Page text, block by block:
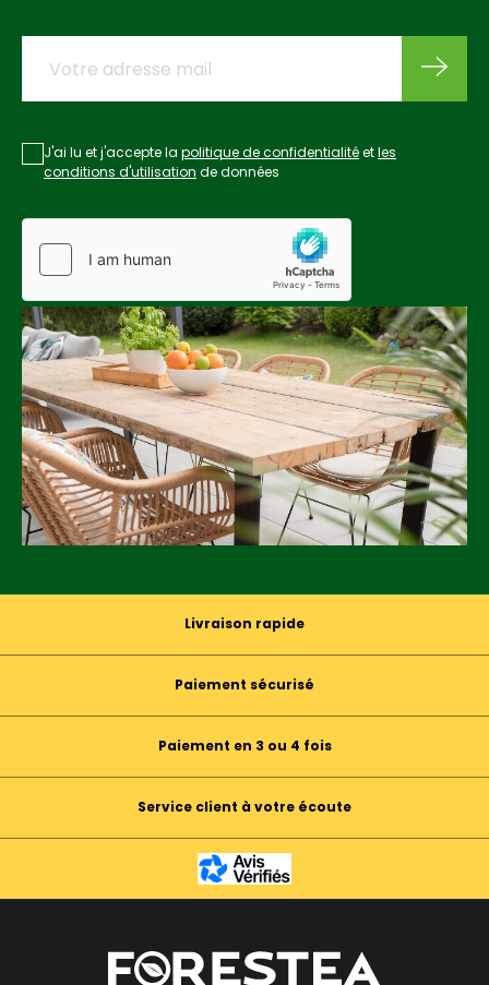
J'ai lu et j'accepte la politique de confidentialitéetles
conditions d'utilisation de données
Livraison rapide
Paiement sécurisé
Paiement en 3 ou 4 fois
Service client à votre écoute